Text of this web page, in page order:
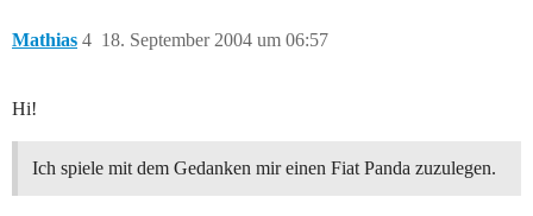
Mathias 18. September 2004 um 06:57
4
Hi!
Ich spiele mit dem Gedanken mir einen Fiat Panda zuzulegen.